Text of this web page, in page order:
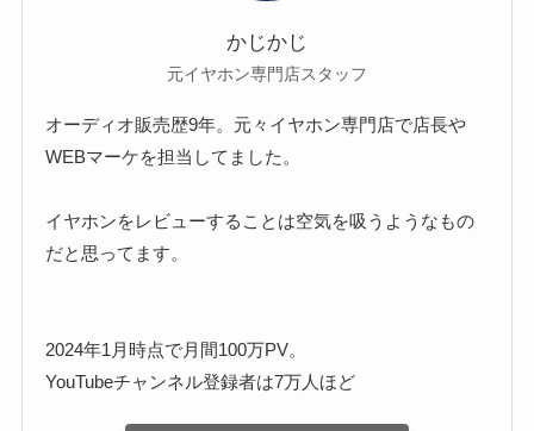
かじかじ
元イヤホン専門店スタッフ
オーディオ販売歴9年。元々イヤホン専門店で店長や
WEBマーケを担当してました。
イヤホンをレビューすることは空気を吸うようなもの
だと思ってます。
2024年1月時点で月間100万PV。
YouTubeチャンネル登録者は7万人ほど